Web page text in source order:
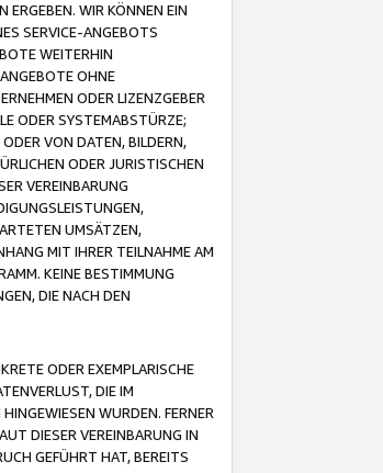
ERGEBEN. WIR KÖNNEN EIN
SERVICE-ANGEBOTS
WEITERHIN
OHNE
ODER LIZENZGEBER
ODER SYSTEMABSTÜRZE;
VON DATEN, BILDERN,
ODER JURISTISCHEN
VEREINBARUNG
UMSÄTZEN,
MIT IHRER TEILNAHME AM
KEINE BESTIMMUNG
DIE NACH DEN
ODER EXEMPLARISCHE
DIE IM
WURDEN. FERNER
DIESER VEREINBARUNG IN
GEFÜHRT HAT, BEREITS